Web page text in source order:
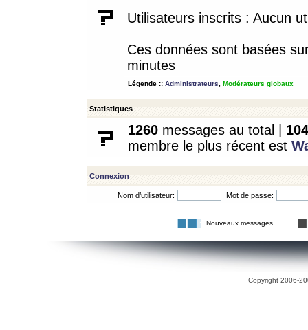
Utilisateurs inscrits : Aucun
Ces données sont basées
minutes
Légende :: Administrateurs Modérateurs globaux
Statistiques
1260 messages au total | 104
membre le plus récent est
Connexion
Nom d’utilisateur: Mot de passe:
Nouveaux messages
Copyright 2006-